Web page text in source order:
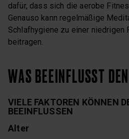
dafür, dass sich die aerobe
Genauso kann regelmäßige
Schlafhygiene zu einer niedrigen
beitragen.
WAS BEEINFLUSST
VIELE FAKTOREN KÖNNEN
BEEINFLUSSEN
Alter